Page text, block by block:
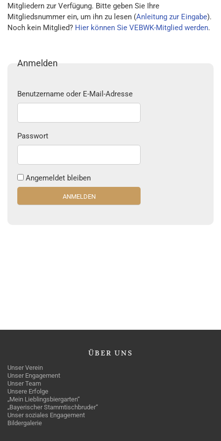
Mitgliedern zur Verfügung. Bitte geben Sie Ihre
Mitgliedsnummer ein, um ihn zu lesen (Anleitung zur Eingabe).
Noch kein Mitglied? Hier können Sie VEBWK-Mitglied werden.
Anmelden
Benutzername oder E-Mail-Adresse
Passwort
Angemeldet bleiben
ÜBER UNS
Unser Verein
Unser Engagement
Unser Team
Unsere Erfolge
„Mein Lieblingsbiergarten“
„Bayerischer Stammtischbruder“
Unser soziales Engagement
Bildergalerie